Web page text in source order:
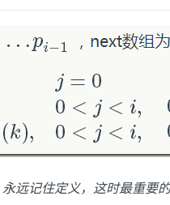
远记住定义，这时最重要的